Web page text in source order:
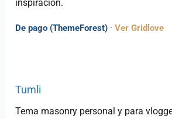
inspiración.
De pago (ThemeForest) ·Ver Gridlove
Tumli
Tema masonry personal y para